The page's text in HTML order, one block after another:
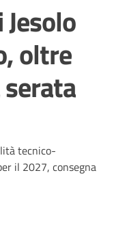
oltre
tecnico-
il 2027, consegna